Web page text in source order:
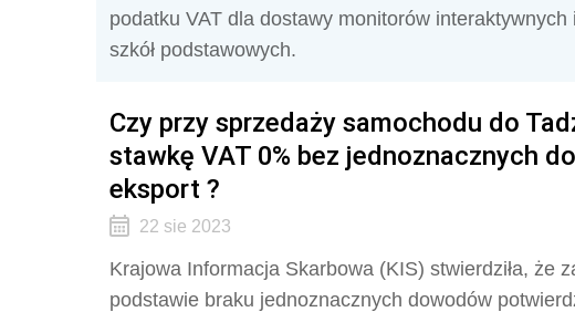
podatku VAT dla dostawy monitorów
szkół podstawowych.
Czy przy sprzedaży samochodu do
stawkę VAT 0% bez jednoznacznych
eksport ?
22 sie 2023
Krajowa Informacja Skarbowa (KIS) stwierdziła, że
podstawie braku jednoznacznych dowodów